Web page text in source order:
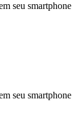
seu smartphone
seu smartphone